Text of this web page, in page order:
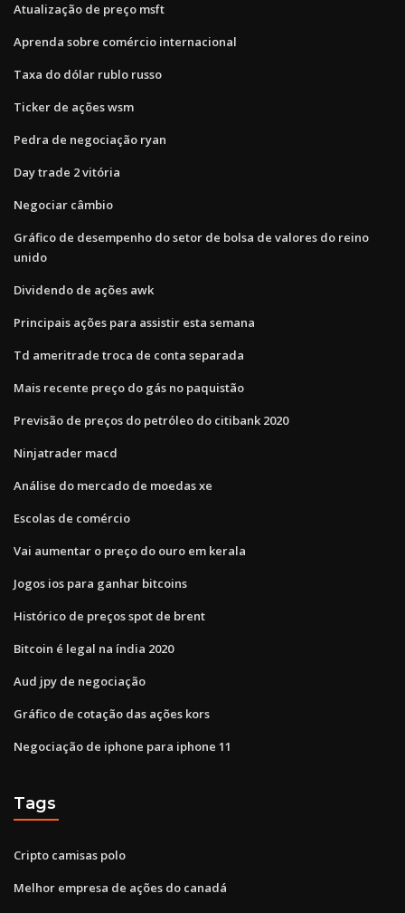
Atualização de preço msft
Aprenda sobre comércio internacional
Taxa do dólar rublo russo
Ticker de ações wsm
Pedra de negociação ryan
Day trade 2 vitória
Negociar câmbio
Gráfico de desempenho do setor de bolsa de valores do reino
unido
Dividendo de ações awk
Principais ações para assistir esta semana
Td ameritrade troca de conta separada
Mais recente preço do gás no paquistão
Previsão de preços do petróleo do citibank 2020
Ninjatrader macd
Análise do mercado de moedas xe
Escolas de comércio
Vai aumentar o preço do ouro em kerala
Jogos ios para ganhar bitcoins
Histórico de preços spot de brent
Bitcoin é legal na índia 2020
Aud jpy de negociação
Gráfico de cotação das ações kors
Negociação de iphone para iphone 11
Tags
Cripto camisas polo
Melhor empresa de ações do canadá